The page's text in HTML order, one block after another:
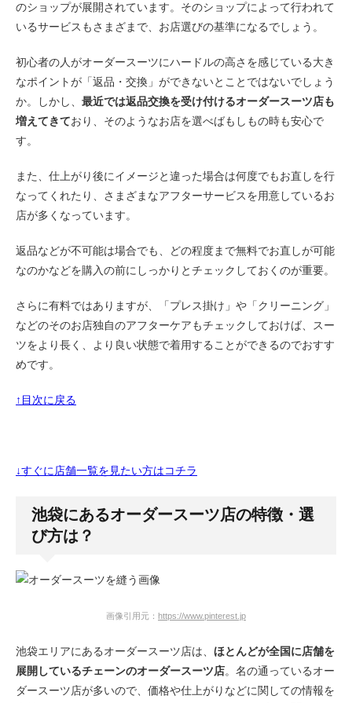
のショップが展開されています。そのショップによって行われて
いるサービスもさまざまで、お店選びの基準になるでしょう。
初心者の人がオーダースーツにハードルの高さを感じている大き
なポイントが「返品・交換」ができないとことではないでしょう
か。しかし、 最近では返品交換を受け付けるオーダースーツ店も
増えてきており、そのようなお店を選べばもしもの時も安心で
す。
また、仕上がり後にイメージと違った場合は何度でもお直しを行
なってくれたり、さまざまなアフターサービスを用意しているお
店が多くなっています。
返品などが不可能は場合でも、どの程度まで無料でお直しが可能
なのかなどを購入の前にしっかりとチェックしておくのが重要。
さらに有料ではありますが、「プレス掛け」や「クリーニング」
などのそのお店独自のアフターケアもチェックしておけば、スー
ツをより長く、より良い状態で着用することができるのでおすす
めです。
↑目次に戻る
↓すぐに店舗一覧を見たい方はコチラ
池袋にあるオーダースーツ店の特徴・選
び方は？
画像引用元： https://www.pinterest.jp
池袋エリアにあるオーダースーツ店は、 ほとんどが全国に店舗を
展開しているチェーンのオーダースーツ店。名の通っているオー
ダースーツ店が多いので、価格や仕上がりなどに関しての情報を